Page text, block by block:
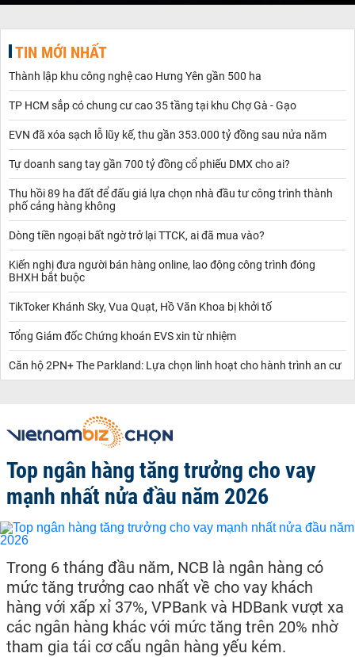
TIN MỚI NHẤT
Thành lập khu công nghệ cao Hưng Yên gần 500 ha
TP HCM sắp có chung cư cao 35 tầng tại khu Chợ Gà - Gạo
EVN đã xóa sạch lỗ lũy kế, thu gần 353.000 tỷ đồng sau nửa năm
Tự doanh sang tay gần 700 tỷ đồng cổ phiếu DMX cho ai?
Thu hồi 89 ha đất để đấu giá lựa chọn nhà đầu tư công trình thành
phố cảng hàng không
Dòng tiền ngoại bất ngờ trở lại TTCK, ai đã mua vào?
Kiến nghị đưa người bán hàng online, lao động công trình đóng
BHXH bắt buộc
TikToker Khánh Sky, Vua Quạt, Hồ Văn Khoa bị khởi tố
Tổng Giám đốc Chứng khoán EVS xin từ nhiệm
Căn hộ 2PN+ The Parkland: Lựa chọn linh hoạt cho hành trình an cư
Top ngân hàng tăng trưởng cho vay
mạnh nhất nửa đầu năm 2026
Trong 6 tháng đầu năm, NCB là ngân hàng có
mức tăng trưởng cao nhất về cho vay khách
hàng với xấp xỉ 37%, VPBank và HDBank vượt xa
các ngân hàng khác với mức tăng trên 20% nhờ
tham gia tái cơ cấu ngân hàng yếu kém.